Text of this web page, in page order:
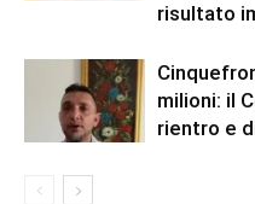
risultato
milioni: il
rientro e